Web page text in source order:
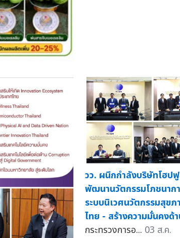
วว. ผนึกกำลังบริษัทโฮป
พัฒนานวัตกรรมโภชนาก
ระบบนิเวศนวัตกรรมสุข
ไทย - สร้างความมั่นคงด้
กระทรวงการอ... 03 ส.ค.